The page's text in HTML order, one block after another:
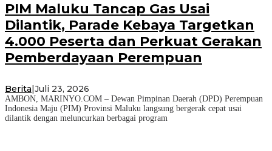
PIM Maluku Tancap Gas Usai
Dilantik, Parade Kebaya Targetkan
4.000 Peserta dan Perkuat Gerakan
Pemberdayaan Perempuan
Berita Juli 23, 2026
AMBON, MARINYO.COM – Dewan Pimpinan Daerah (DPD) Perempuan
Indonesia Maju (PIM) Provinsi Maluku langsung bergerak cepat usai
dilantik dengan meluncurkan berbagai program